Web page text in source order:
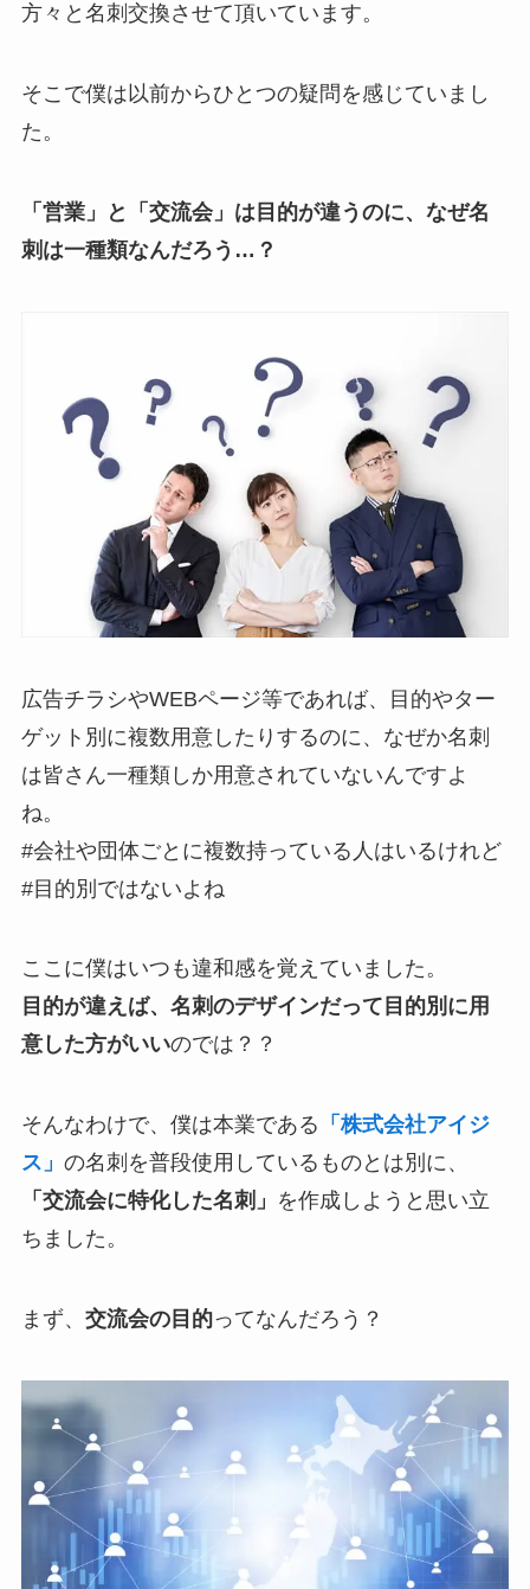
方々と名刺交換させて頂いています。
そこで僕は以前からひとつの疑問を感じていまし
た。
「営業」と「交流会」は目的が違うのに、なぜ名
刺は一種類なんだろう…？
広告チラシやWEBページ等であれば、目的やター
ゲット別に複数用意したりするのに、なぜか名刺
は皆さん一種類しか用意されていないんですよ
ね。
#会社や団体ごとに複数持っている人はいるけれど
#目的別ではないよね
ここに僕はいつも違和感を覚えていました。
目的が違えば、名刺のデザインだって目的別に用
意した方がいいのでは？？
そんなわけで、僕は本業である 「株式会社アイジ
ス」 の名刺を普段使用しているものとは別に、
「交流会に特化した名刺」 を作成しようと思い立
ちました。
まず、 交流会の目的ってなんだろう？